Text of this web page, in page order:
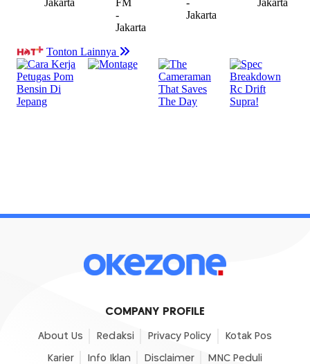
COMPANY PROFILE
About Us Redaksi Privacy Policy Kotak Pos
Karier Info Iklan Disclaimer MNC Peduli